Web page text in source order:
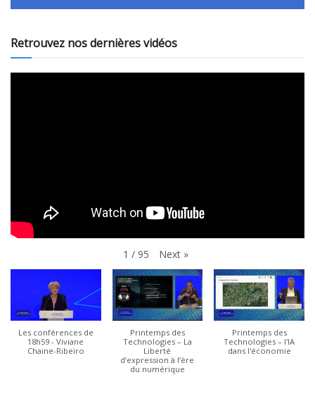
Retrouvez nos dernières vidéos
1 / 95 Next »
Les conférences de
18h59 - Viviane
Chaine-Ribeiro
Printemps des
Technologies – La
Liberté
d’expression à l’ère
du numérique
Printemps des
Technologies – l'IA
dans l'économie